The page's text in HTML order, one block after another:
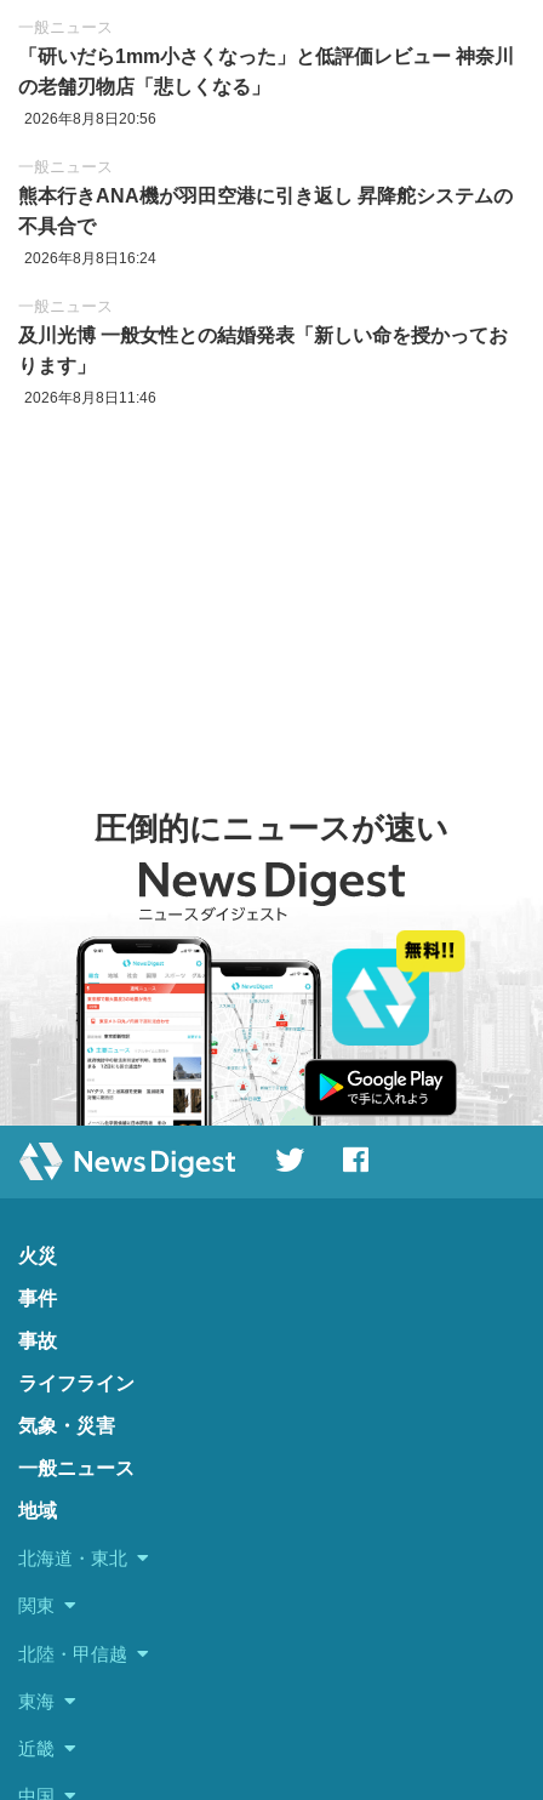
一般ニュース
「研いだら1mm小さくなった」と低評価レビュー 神奈川
の老舗刃物店「悲しくなる」
2026年8月8日20:56
一般ニュース
熊本行きANA機が羽田空港に引き返し 昇降舵システムの
不具合で
2026年8月8日16:24
一般ニュース
及川光博 一般女性との結婚発表「新しい命を授かってお
ります」
2026年8月8日11:46
圧倒的にニュースが速い
火災
事件
事故
ライフライン
気象・災害
一般ニュース
地域
北海道・東北
関東
北陸・甲信越
東海
近畿